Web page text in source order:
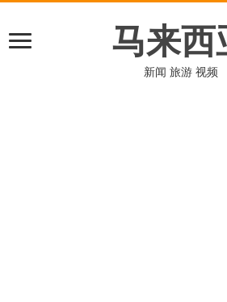
马来西
新闻 旅游 视频